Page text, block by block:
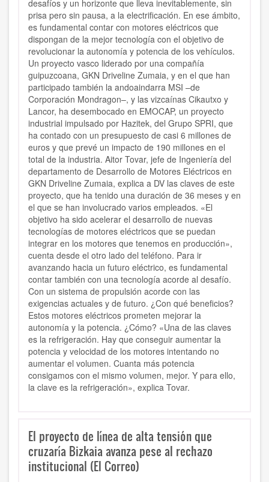
desafíos y un horizonte que lleva inevitablemente, sin
prisa pero sin pausa, a la electrificación. En ese ámbito,
es fundamental contar con motores eléctricos que
dispongan de la mejor tecnología con el objetivo de
revolucionar la autonomía y potencia de los vehículos.
Un proyecto vasco liderado por una compañía
guipuzcoana, GKN Driveline Zumaia, y en el que han
participado también la andoaindarra MSI –de
Corporación Mondragon–, y las vizcaínas Cikautxo y
Lancor, ha desembocado en EMOCAP, un proyecto
industrial impulsado por Hazitek, del Grupo SPRI, que
ha contado con un presupuesto de casi 6 millones de
euros y que prevé un impacto de 190 millones en el
total de la industria. Aitor Tovar, jefe de Ingeniería del
departamento de Desarrollo de Motores Eléctricos en
GKN Driveline Zumaia, explica a DV las claves de este
proyecto, que ha tenido una duración de 36 meses y en
el que se han involucrado varios empleados. «El
objetivo ha sido acelerar el desarrollo de nuevas
tecnologías de motores eléctricos que se puedan
integrar en los motores que tenemos en producción»,
cuenta desde el otro lado del teléfono. Para ir
avanzando hacia un futuro eléctrico, es fundamental
contar también con una tecnología acorde al desafío.
Con un sistema de propulsión acorde con las
exigencias actuales y de futuro. ¿Con qué beneficios?
Estos motores eléctricos prometen mejorar la
autonomía y la potencia. ¿Cómo? «Una de las claves
es la refrigeración. Hay que conseguir aumentar la
potencia y velocidad de los motores intentando no
aumentar el volumen. Cuanta más potencia
consigamos con el mismo volumen, mejor. Y para ello,
la clave es la refrigeración», explica Tovar.
El proyecto de línea de alta tensión que
cruzaría Bizkaia avanza pese al rechazo
institucional (El Correo)